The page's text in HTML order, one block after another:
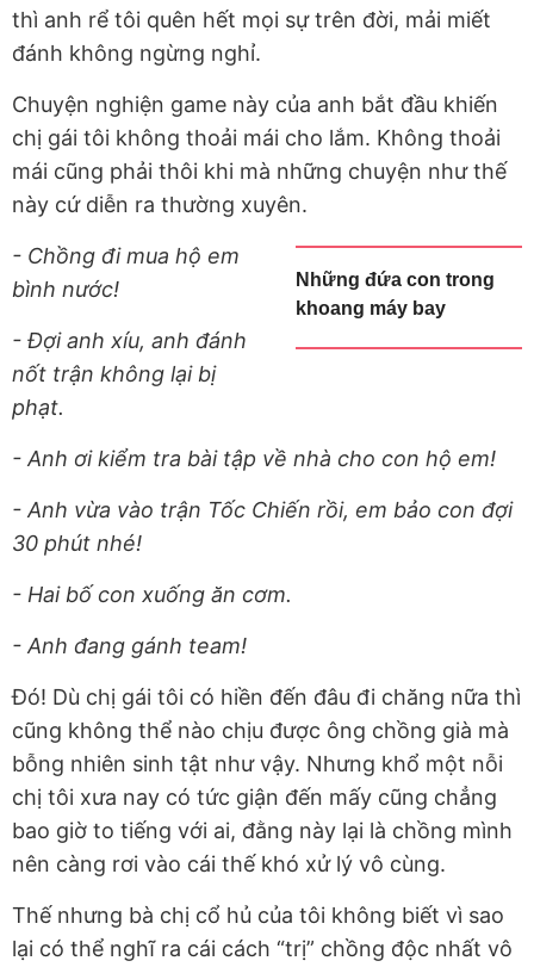
thì anh rể tôi quên hết mọi sự trên đời, mải miết
đánh không ngừng nghỉ.
Chuyện nghiện game này của anh bắt đầu khiến
chị gái tôi không thoải mái cho lắm. Không thoải
mái cũng phải thôi khi mà những chuyện như thế
này cứ diễn ra thường xuyên.
Những đứa con trong
khoang máy bay
- Chồng đi mua hộ em
bình nước!
- Đợi anh xíu, anh đánh
nốt trận không lại bị
phạt.
- Anh ơi kiểm tra bài tập về nhà cho con hộ em!
- Anh vừa vào trận Tốc Chiến rồi, em bảo con đợi
30 phút nhé!
- Hai bố con xuống ăn cơm.
- Anh đang gánh team!
Đó! Dù chị gái tôi có hiền đến đâu đi chăng nữa thì
cũng không thể nào chịu được ông chồng già mà
bỗng nhiên sinh tật như vậy. Nhưng khổ một nỗi
chị tôi xưa nay có tức giận đến mấy cũng chẳng
bao giờ to tiếng với ai, đằng này lại là chồng mình
nên càng rơi vào cái thế khó xử lý vô cùng.
Thế nhưng bà chị cổ hủ của tôi không biết vì sao
lại có thể nghĩ ra cái cách “trị” chồng độc nhất vô